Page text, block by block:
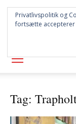
Tag:
Privatlivspolitik og
fortsætte accepterer